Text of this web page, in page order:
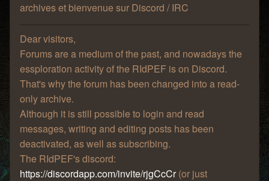
archives et bienvenue sur Discord / IRC
Dear visitors,
Forums are a medium of the past, and nowadays the
essploration activity of the RIdPEF is on Discord.
That's why the forum has been changed into a read-
only archive.
Although it is still possible to login and read
messages, writing and editing posts has been
deactivated, as well as subscribing.
The RIdPEF's discord:
https://discordapp.com/invite/rjgCcCr(or just